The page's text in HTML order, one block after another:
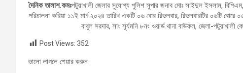
দৈনিক তালাশ.কমঃপটুয়াখালী জেলার সুযোগ্য পুলিশ সুপার জনাব মোঃ সাইদুল ইসলাম,
পরিচালনা করিয়া ১১ই মার্চ ২০২৪ তারিখ একটি ০৬ বোর রিভলবার, রিভলবারটির ০৬টি
বাবুল সরদার, সাং সূর্যমনি ৮নং ওয়ার্ড থানা বাউফল, জেলা-
Post Views: 352
ভালো লাগলে শেয়ার করুন